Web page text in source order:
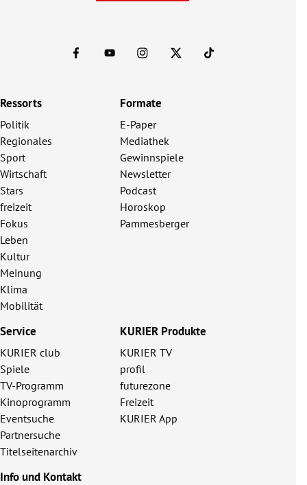
Ressorts
Politik
Regionales
Sport
Wirtschaft
Stars
freizeit
Fokus
Leben
Kultur
Meinung
Klima
Mobilität
Formate
E-Paper
Mediathek
Gewinnspiele
Newsletter
Podcast
Horoskop
Pammesberger
Service
KURIER club
Spiele
TV-Programm
Kinoprogramm
Eventsuche
Partnersuche
Titelseitenarchiv
KURIER Produkte
KURIER TV
profil
futurezone
Freizeit
KURIER App
Info und Kontakt